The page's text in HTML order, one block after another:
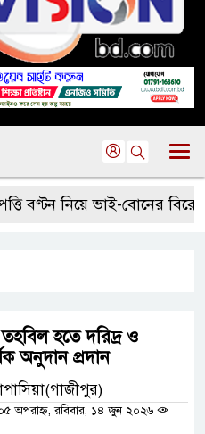
বণ্টন নিয়ে ভাই-বোনের
হতে দরিদ্র ও
অনুদান প্রদান
অপরাহ্ন, রবিবার, ১৪ জুন ২০২৬